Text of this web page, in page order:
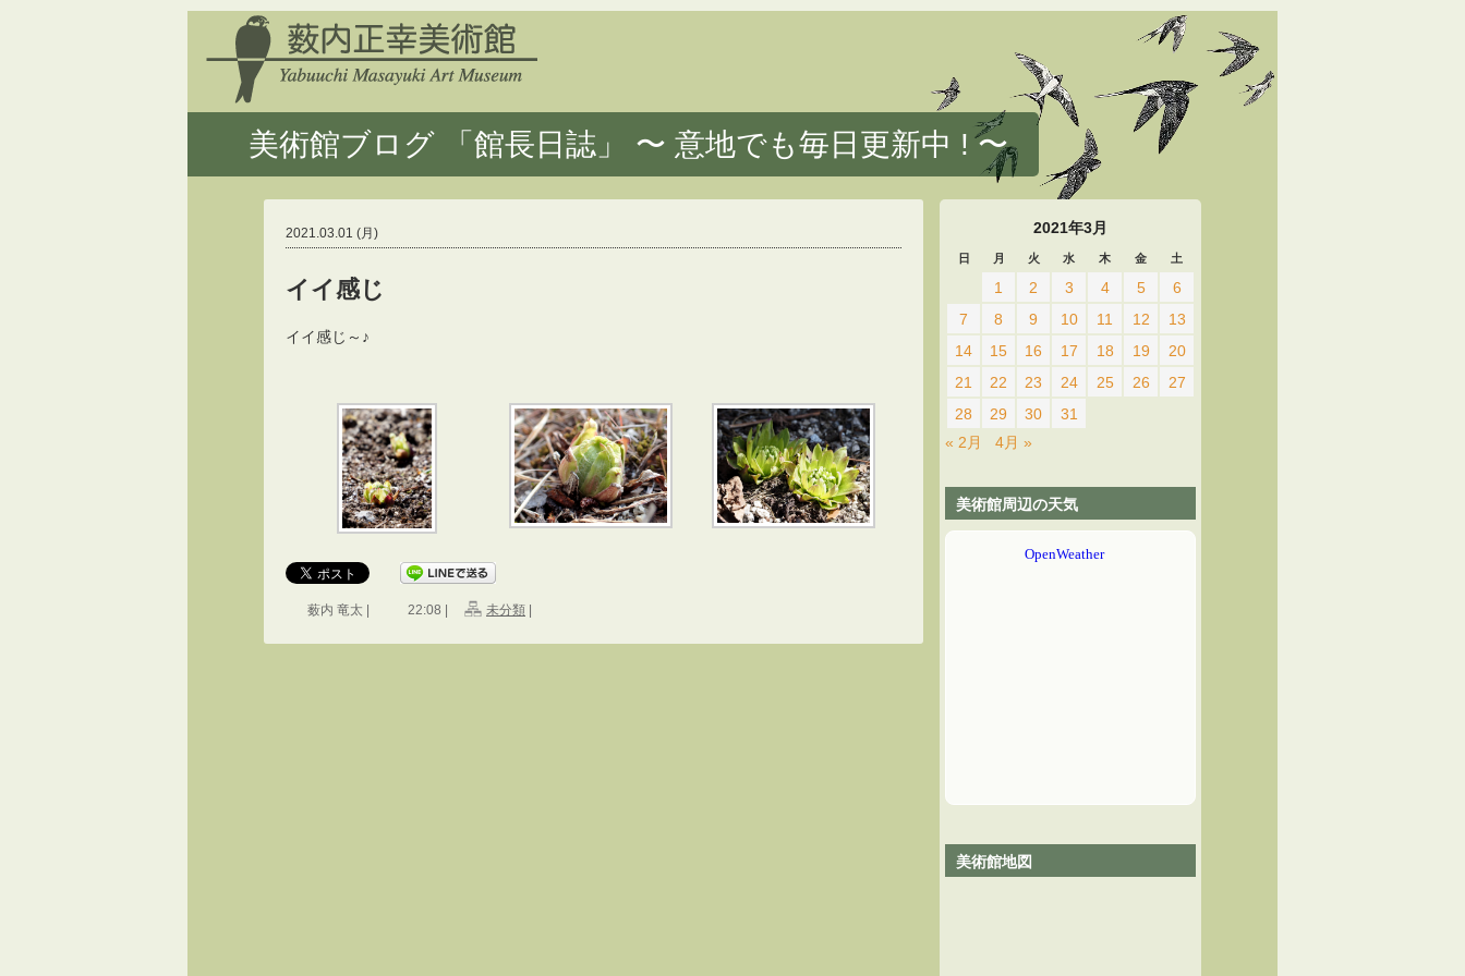
美術館ブログ 「館長日誌」 〜 意地でも毎日更新中 ! 〜
2021.03.01 (月)
イイ感じ
イイ感じ～♪
薮内 竜太 | 22:08 | 未分類
2021年3月
日 月 火 水 木 金 土
1 2 3 4 5
6
7
8 9 10 11 12
13
14
15 16 17 18 19
20
21
22 23 24 25 26
27
28
29 30
31
« 2月
4月 »
美術館周辺の天気
美術館地図